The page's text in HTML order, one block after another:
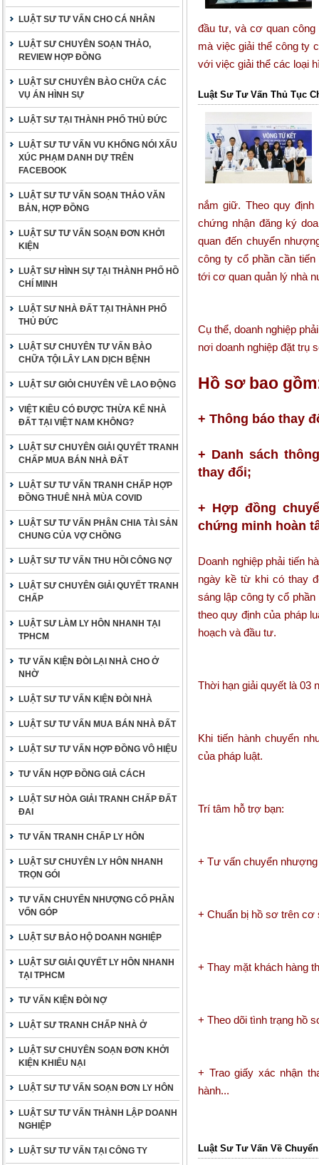
LUẬT SƯ TƯ VẤN CHO CÁ NHÂN
LUẬT SƯ CHUYÊN SOẠN THẢO,
REVIEW HỢP ĐỒNG
LUẬT SƯ CHUYÊN BÀO CHỮA CÁC
VỤ ÁN HÌNH SỰ
LUẬT SƯ TẠI THÀNH PHỐ THỦ ĐỨC
LUẬT SƯ TƯ VẤN VU KHỐNG NÓI XẤU
XÚC PHẠM DANH DỰ TRÊN
FACEBOOK
LUẬT SƯ TƯ VẤN SOẠN THẢO VĂN
BẢN, HỢP ĐỒNG
LUẬT SƯ TƯ VẤN SOẠN ĐƠN KHỞI
KIỆN
LUẬT SƯ HÌNH SỰ TẠI THÀNH PHỐ HỒ
CHÍ MINH
LUẬT SƯ NHÀ ĐẤT TẠI THÀNH PHỐ
THỦ ĐỨC
LUẬT SƯ CHUYÊN TƯ VẤN BÀO
CHỮA TỘI LÂY LAN DỊCH BỆNH
LUẬT SƯ GIỎI CHUYÊN VỀ LAO ĐỘNG
VIỆT KIỀU CÓ ĐƯỢC THỪA KẾ NHÀ
ĐẤT TẠI VIỆT NAM KHÔNG?
LUẬT SƯ CHUYÊN GIẢI QUYẾT TRANH
CHẤP MUA BÁN NHÀ ĐẤT
LUẬT SƯ TƯ VẤN TRANH CHẤP HỢP
ĐỒNG THUÊ NHÀ MÙA COVID
LUẬT SƯ TƯ VẤN PHÂN CHIA TÀI SẢN
CHUNG CỦA VỢ CHỒNG
LUẬT SƯ TƯ VẤN THU HỒI CÔNG NỢ
LUẬT SƯ CHUYÊN GIẢI QUYẾT TRANH
CHẤP
LUẬT SƯ LÀM LY HÔN NHANH TẠI
TPHCM
TƯ VẤN KIỆN ĐÒI LẠI NHÀ CHO Ở
NHỜ
LUẬT SƯ TƯ VẤN KIỆN ĐÒI NHÀ
LUẬT SƯ TƯ VẤN MUA BÁN NHÀ ĐẤT
LUẬT SƯ TƯ VẤN HỢP ĐỒNG VÔ HIỆU
TƯ VẤN HỢP ĐỒNG GIẢ CÁCH
LUẬT SƯ HÒA GIẢI TRANH CHẤP ĐẤT
ĐAI
TƯ VẤN TRANH CHẤP LY HÔN
LUẬT SƯ CHUYÊN LY HÔN NHANH
TRỌN GÓI
TƯ VẤN CHUYỂN NHƯỢNG CỔ PHẦN
VỐN GÓP
LUẬT SƯ BẢO HỘ DOANH NGHIỆP
LUẬT SƯ GIẢI QUYẾT LY HÔN NHANH
TẠI TPHCM
TƯ VẤN KIỆN ĐÒI NỢ
LUẬT SƯ TRANH CHẤP NHÀ Ở
LUẬT SƯ CHUYÊN SOẠN ĐƠN KHỞI
KIỆN KHIẾU NẠI
LUẬT SƯ TƯ VẤN SOẠN ĐƠN LY HÔN
LUẬT SƯ TƯ VẤN THÀNH LẬP DOANH
NGHIỆP
LUẬT SƯ TƯ VẤN TẠI CÔNG TY
đầu tư, và cơ quan
mà việc giải thể công ty
với việc giải thể các loại
Luật Sư Tư Vấn Thủ Tục
nắm giữ. Theo quy
chứng nhận đăng ký
quan đến chuyển
công ty cổ phần cần
tới cơ quan quản lý nhà
Cụ thể, doanh nghiệp
nơi doanh nghiệp đặt trụ
Hồ sơ bao
+ Thông báo thay
+ Danh sách
thay đổi;
+ Hợp đồng
chứng minh hoàn
Doanh nghiệp phải tiến
ngày kề từ khi có thay
sáng lập công ty cổ
theo quy định của pháp
hoạch và đầu tư.
Thời hạn giải quyết là 03
Khi tiến hành chuyển
của pháp luật.
Trí tâm hỗ trợ bạn:
+ Tư vấn chuyển
+ Chuẩn bị hồ sơ trên cơ
+ Thay mặt khách hàng
+ Theo dõi tình trạng hồ
+ Trao giấy xác nhận
hành...
Luật Sư Tư Vấn Về